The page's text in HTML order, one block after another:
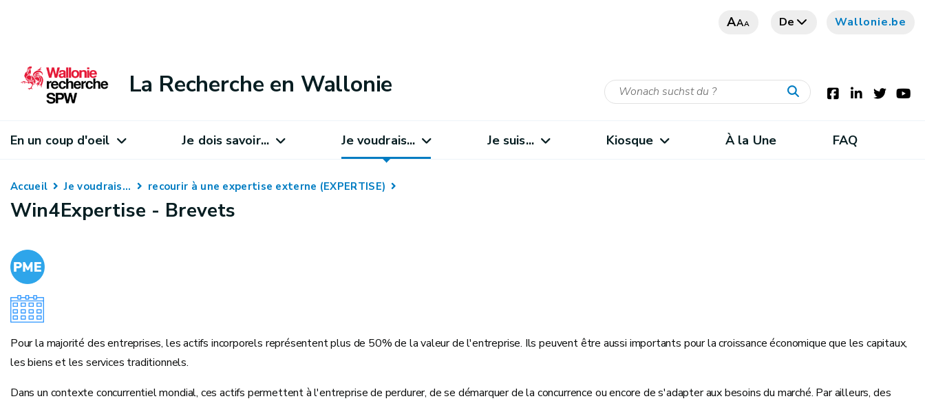
AAA De Wallonie.be
La Recherche en Wallonie
En un coup d'oeil Je dois savoir... Je voudrais... Je suis... Kiosque À la Une FAQ
Accueil Je voudrais... recourir à une expertise externe (EXPERTISE)
Win4Expertise - Brevets
Pour la majorité des entreprises, les actifs incorporels représentent plus de 50% de la valeur de l'entreprise. Ils peuvent être aussi importants pour la croissance économique que les capitaux,
les biens et les services traditionnels.
Dans un contexte concurrentiel mondial, ces actifs permettent à l'entreprise de perdurer, de se démarquer de la concurrence ou encore de s'adapter aux besoins du marché. Par ailleurs, des